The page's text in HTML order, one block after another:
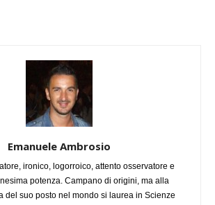
Emanuele Ambrosio
ironico, logorroico, attento osservatore e
potenza. Campano di origini, ma alla
del suo posto nel mondo si laurea in Scienze